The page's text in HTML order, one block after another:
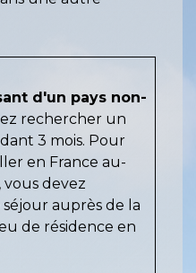
d'un pays non-
rechercher un
3 mois. Pour
en France au-
devez
auprès de la
de résidence en